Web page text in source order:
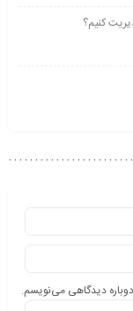
کنیم؟
دیدگاهی می‌نویسم.